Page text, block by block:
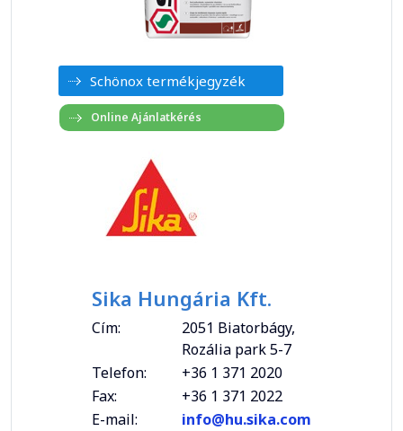
Schönox termékjegyzék
Sika Hungária Kft.
Cím:
2051 Biatorbágy,
Rozália park 5-7
Telefon:
+36 1 371 2020
Fax:
+36 1 371 2022
E-mail:
info@hu.sika.com